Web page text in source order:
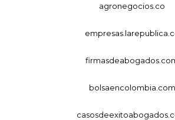
agronegocios.co
bolsaencolombia.com